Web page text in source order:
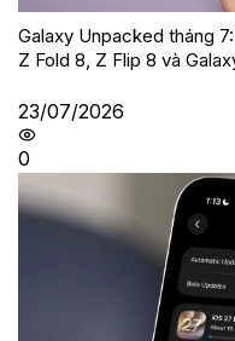
Galaxy Unpacked tháng
Z Fold 8, Z Flip 8 và
23/07/2026
0